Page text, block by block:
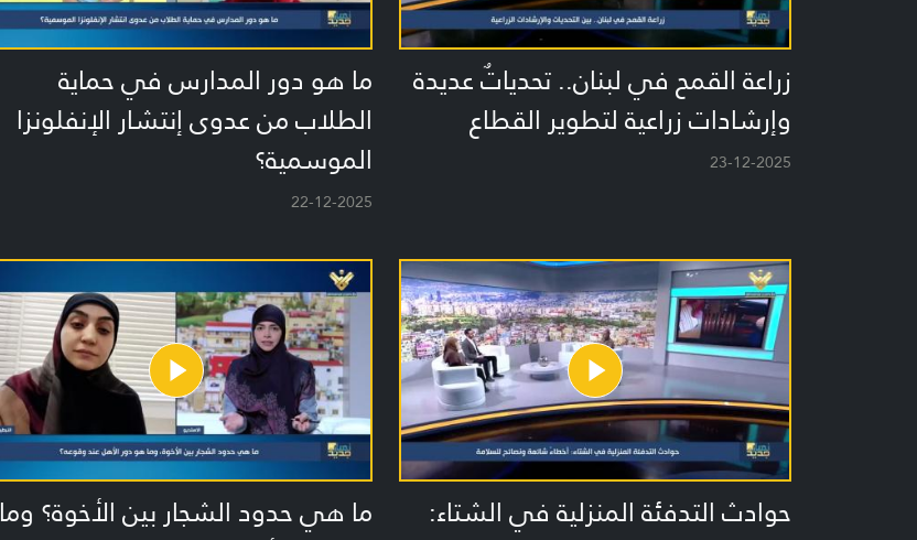
زراعة القمح في لبنان.. تحدياتٌ عديدة
وإرشادات زراعية لتطوير القطاع
23-12-2025
ما هو دور المدارس في حماية
الطلاب من عدوى إنتشار الإنفلونزا
الموسمية؟
22-12-2025
حوادث التدفئة المنزلية في الشتاء:
ما هي حدود الشجار بين الأخوة؟ وما